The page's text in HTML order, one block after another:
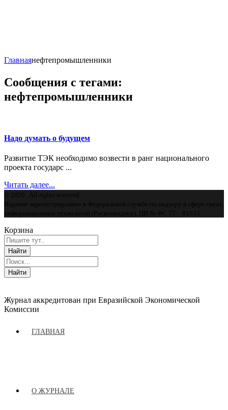
Журнал аккредитован при Евразийской Экономической
Комиссии
ГЛАВНАЯ
О ЖУРНАЛЕ
Главнаянефтепромышленники
Сообщения с тегами:
нефтепромышленники
Надо думать о будущем
Развитие ТЭК необходимо возвести в ранг национального
проекта государс ...
Читать далее...
© 2026 . All rights reserved.
Издание зарегистрировано в Федеральной службе по надзору в сфере связи,
информационных технологий (Роскомнадзор), ПИ № ФС 77 – 81933.
Корзина